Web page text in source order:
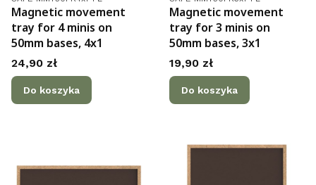
Magnetic movement
tray for 4 minis on
50mm bases, 4x1
Cena
24,90 zł
Do koszyka
Magnetic movement
tray for 3 minis on
50mm bases, 3x1
Cena
19,90 zł
Do koszyka